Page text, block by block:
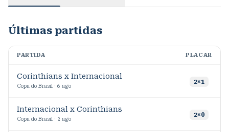
Últimas partidas
PARTIDA PLACAR
Corinthians x Internacional
Copa do Brasil · 6 ago
2×1
Internacional x Corinthians
Copa do Brasil · 2 ago
2×0